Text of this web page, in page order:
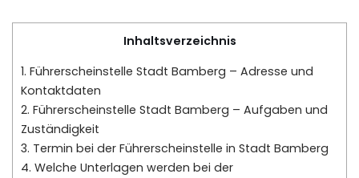
Inhaltsverzeichnis
1. Führerscheinstelle Stadt Bamberg – Adresse und
Kontaktdaten
2. Führerscheinstelle Stadt Bamberg – Aufgaben und
Zuständigkeit
3. Termin bei der Führerscheinstelle in Stadt Bamberg
4. Welche Unterlagen werden bei der